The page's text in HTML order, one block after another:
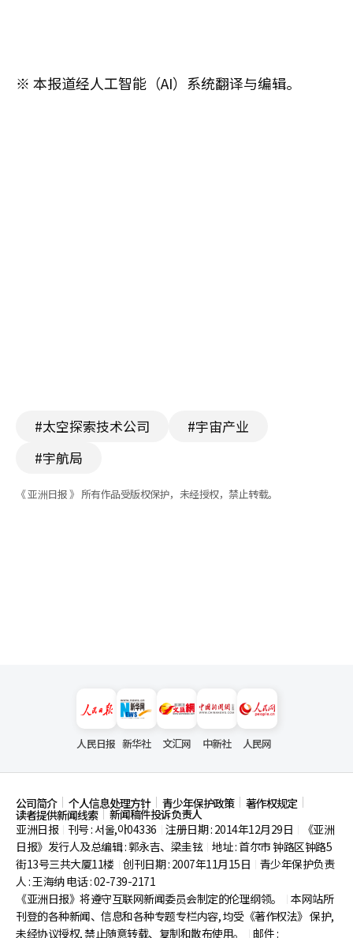
※ 本报道经人工智能（AI）系统翻译与编辑。
#太空探索技术公司
#宇宙产业
#宇航局
《 亚洲日报 》 所有作品受版权保护，未经授权，禁止转载。
人民日报 新华社 文汇网 中新社 人民网
公司简介 个人信息处理方针 青少年保护政策 著作权规定
读者提供新闻线索
新闻稿件投诉负责人
亚洲日报
刊号 : 서울,아04336 注册日期 : 2014年12月29日
《亚洲
日报》发行人及总编辑 : 郭永吉、梁圭铉 地址 : 首尔市钟路区钟路5
街13号三共大厦11楼 创刊日期 : 2007年11月15日
青少年保护负责
人 : 王海纳 电话 : 02-739-2171
《亚洲日报》将遵守互联网新闻委员会制定的伦理纲领。
本网站所
刊登的各种新闻、信息和各种专题专栏内容, 均受《著作权法》 保护,
未经协议授权, 禁止随意转载、复制和散布使用。
邮件 :